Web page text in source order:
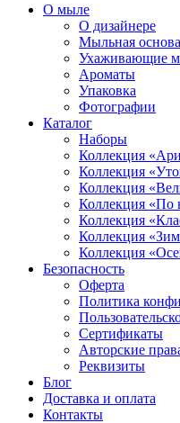
О мыле
О дизайнере
Мыльная основа
Ухаживающие
Ароматы
Упаковка
Фотографии
Каталог
Наборы
Коллекция
Коллекция
Коллекция
Коллекция «По
Коллекция
Коллекция
Коллекция
Безопасность
Оферта
Политика
Сертификаты
Авторские
Реквизиты
Блог
Доставка и оплата
Контакты